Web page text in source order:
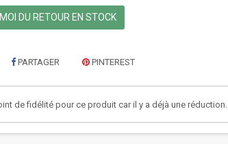
DU RETOUR EN STOCK
PARTAGER PINTEREST
de fidélité pour ce produit car il y a déjà une réduction.